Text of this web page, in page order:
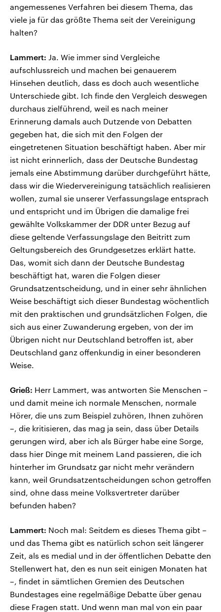
angemessenes Verfahren bei diesem Thema, das
viele ja für das größte Thema seit der Vereinigung
halten?
Lammert: Ja. Wie immer sind Vergleiche
aufschlussreich und machen bei genauerem
Hinsehen deutlich, dass es doch auch wesentliche
Unterschiede gibt. Ich finde den Vergleich deswegen
durchaus zielführend, weil es nach meiner
Erinnerung damals auch Dutzende von Debatten
gegeben hat, die sich mit den Folgen der
eingetretenen Situation beschäftigt haben. Aber mir
ist nicht erinnerlich, dass der Deutsche Bundestag
jemals eine Abstimmung darüber durchgeführt hätte,
dass wir die Wiedervereinigung tatsächlich realisieren
wollen, zumal sie unserer Verfassungslage entsprach
und entspricht und im Übrigen die damalige frei
gewählte Volkskammer der DDR unter Bezug auf
diese geltende Verfassungslage den Beitritt zum
Geltungsbereich des Grundgesetzes erklärt hatte.
Das, womit sich dann der Deutsche Bundestag
beschäftigt hat, waren die Folgen dieser
Grundsatzentscheidung, und in einer sehr ähnlichen
Weise beschäftigt sich dieser Bundestag wöchentlich
mit den praktischen und grundsätzlichen Folgen, die
sich aus einer Zuwanderung ergeben, von der im
Übrigen nicht nur Deutschland betroffen ist, aber
Deutschland ganz offenkundig in einer besonderen
Weise.
Grieß: Herr Lammert, was antworten Sie Menschen –
und damit meine ich normale Menschen, normale
Hörer, die uns zum Beispiel zuhören, Ihnen zuhören
–, die kritisieren, das mag ja sein, dass über Details
gerungen wird, aber ich als Bürger habe eine Sorge,
dass hier Dinge mit meinem Land passieren, die ich
hinterher im Grundsatz gar nicht mehr verändern
kann, weil Grundsatzentscheidungen schon getroffen
sind, ohne dass meine Volksvertreter darüber
befunden haben?
Lammert: Noch mal: Seitdem es dieses Thema gibt –
und das Thema gibt es natürlich schon seit längerer
Zeit, als es medial und in der öffentlichen Debatte den
Stellenwert hat, den es nun seit einigen Monaten hat
–, findet in sämtlichen Gremien des Deutschen
Bundestages eine regelmäßige Debatte über genau
diese Fragen statt. Und wenn man mal von ein paar